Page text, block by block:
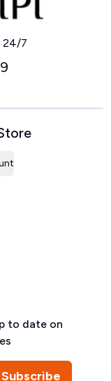
24/7
to date on
Subscribe